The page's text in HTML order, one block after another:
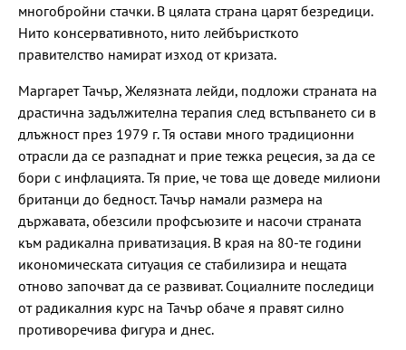
многобройни стачки. В цялата страна царят безредици.
Нито консервативното, нито лейбъристкото
правителство намират изход от кризата.
Маргарет Тачър, Желязната лейди, подложи страната на
драстична задължителна терапия след встъпването си в
длъжност през 1979 г. Тя остави много традиционни
отрасли да се разпаднат и прие тежка рецесия, за да се
бори с инфлацията. Тя прие, че това ще доведе милиони
британци до бедност. Тачър намали размера на
държавата, обезсили профсъюзите и насочи страната
към радикална приватизация. В края на 80-те години
икономическата ситуация се стабилизира и нещата
отново започват да се развиват. Социалните последици
от радикалния курс на Тачър обаче я правят силно
противоречива фигура и днес.